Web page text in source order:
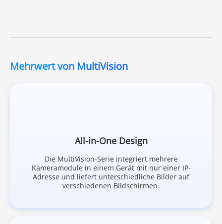
Mehrwert von MultiVision
All-in-One Design
Die MultiVision-Serie integriert mehrere
Kameramodule in einem Gerät mit nur einer IP-
Adresse und liefert unterschiedliche Bilder auf
verschiedenen Bildschirmen.